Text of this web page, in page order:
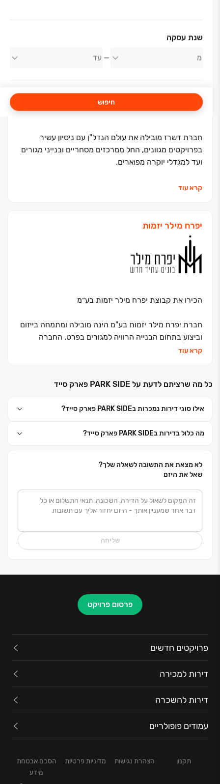
שנת עסקה
חיפוש
אודות החברה
דשרז חברה לבניין
חברת דשרז מובילה את עולם הנדל"ן עם ניסיון עשיר
בפרויקטים מגוונים, החל ממרכזים מסחריים ובנייני מגורים
ועד למגדלי יוקרה מפוארים.
אנו מציבים סטנדרטים חדשים בתחום וגאים במגוון
המומחים שלנו מלווה אתכם בכל שלבי הפרויקט, החל
משלב התכנון ועד למסירת המפתח ומבטיח חווית לקוח
יוצאת דופן.
קרא עוד
יפרח מילר יזמות
הכירו את קבוצת יפרח מילר יזמות בע״מ
חברת יפרח מילר יזמות בע"מ הינה מובילה ומתמחה בייזום
וביצוע בתחום הבנייה הרוויה למגורים בפרט. החברה
עוסקת בייזום, תכנון, ליווי & ביצוע פרויקטים שונים למסחר
יפרח מילר יזמות בע"מ מציבים רף מגורים חדש של איכות
מאות דירות חדשות בפרויקטים ברחבי הארץ בסטנדרט
ואיכותי בלוקיישנים המבוקשים ביותר בארץ למגורים
קרא עוד
כל מה שרציתם לדעת על PARK SIDE פארק סייד
אילו סוגי דירות נמכרות בPARK SIDE פארק סייד?
מה כלול בדירות בPARK SIDE פארק סייד?
לא מצאת את התשובה לשאלה שלך?
שאל את היזם
שליחה
פרסום פרויקט
פרויקטים חדשים
דירות למכירה
דירות להשכרה
עמודים פופולריים
תקנון הצהרת נגישות מדיניות פרטיות
הסכם אבטחת
מידע